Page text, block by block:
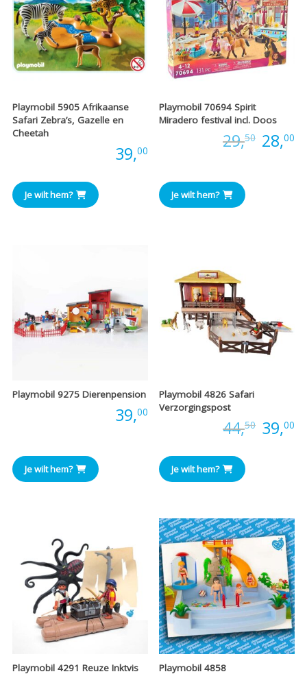
Playmobil 5905 Afrikaanse
Safari Zebra’s, Gazelle en
Cheetah
39,00
Je wilt hem?
Playmobil 70694 Spirit
Miradero festival incl. Doos
29,50 28,00
Je wilt hem?
Playmobil 9275 Dierenpension
39,00
Je wilt hem?
Playmobil 4826 Safari
Verzorgingspost
44,50 39,00
Je wilt hem?
Playmobil 4291 Reuze Inktvis
Playmobil 4858